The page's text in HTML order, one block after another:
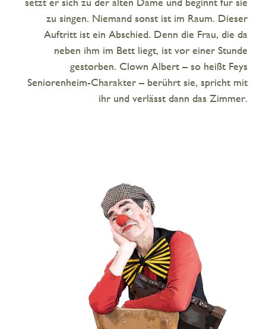
zu singen. Niemand sonst ist im Raum. Dieser
Auftritt ist ein Abschied. Denn die Frau, die da
neben ihm im Bett liegt, ist vor einer Stunde
gestorben. Clown Albert – so heißt Feys
Seniorenheim-Charakter – berührt sie, spricht mit
ihr und verlässt dann das Zimmer.